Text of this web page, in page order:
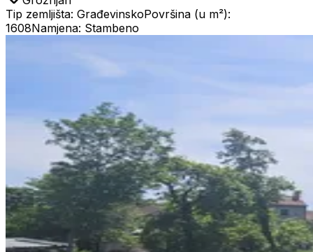
Tip zemljišta: GrađevinskoPovršina (u m²):
1608Namjena: Stambeno